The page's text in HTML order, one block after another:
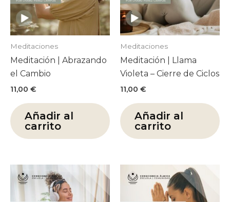
Meditaciones
Meditación | Abrazando
el Cambio
11,00 €
Añadir al
carrito
Meditaciones
Meditación | Llama
Violeta – Cierre de Ciclos
11,00 €
Añadir al
carrito